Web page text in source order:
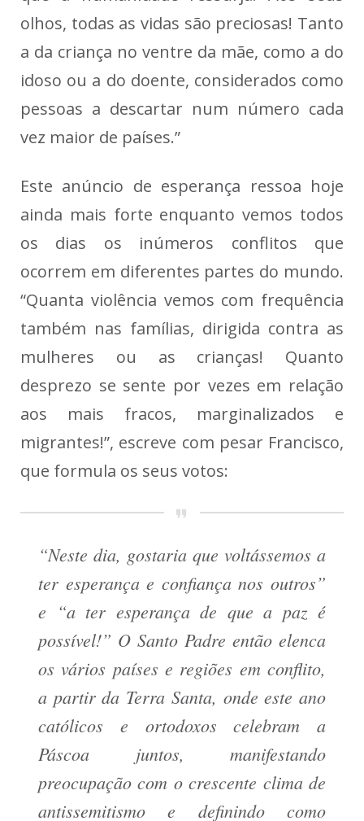
olhos, todas as vidas são preciosas! Tanto
a da criança no ventre da mãe, como a do
idoso ou a do doente, considerados como
pessoas a descartar num número cada
vez maior de países.”
Este anúncio de esperança ressoa hoje
ainda mais forte enquanto vemos todos
os dias os inúmeros conflitos que
ocorrem em diferentes partes do mundo.
“Quanta violência vemos com frequência
também nas famílias, dirigida contra as
mulheres ou as crianças! Quanto
desprezo se sente por vezes em relação
aos mais fracos, marginalizados e
migrantes!”, escreve com pesar Francisco,
que formula os seus votos:
“Neste dia, gostaria que voltássemos a
ter esperança e confiança nos outros”
e “a ter esperança de que a paz é
possível!” O Santo Padre então elenca
os vários países e regiões em conflito,
a partir da Terra Santa, onde este ano
católicos e ortodoxos celebram a
Páscoa juntos, manifestando
preocupação com o crescente clima de
antissemitismo e definindo como